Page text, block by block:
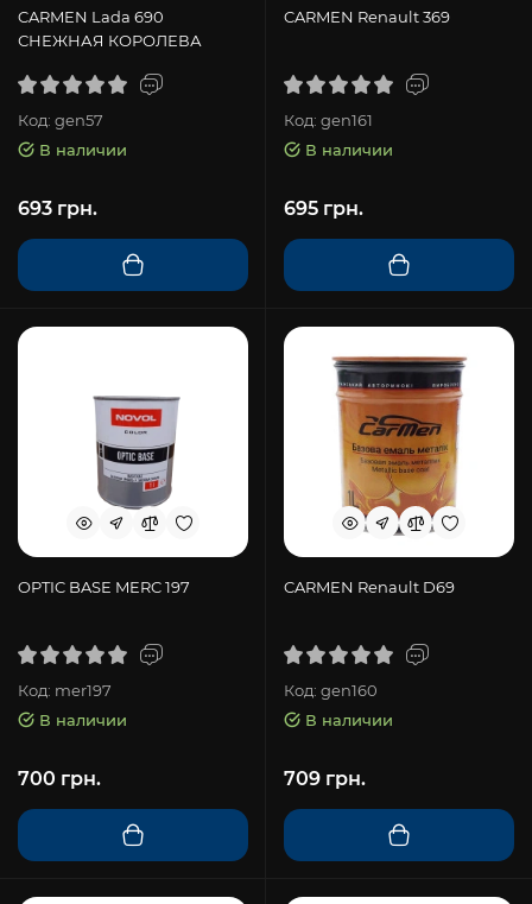
CARMEN Lada 690
СНЕЖНАЯ КОРОЛЕВА
Код: gen57
В наличии
693 грн.
CARMEN Renault 369
Код: gen161
В наличии
695 грн.
OPTIC BASE MERC 197
Код: mer197
В наличии
700 грн.
CARMEN Renault D69
Код: gen160
В наличии
709 грн.